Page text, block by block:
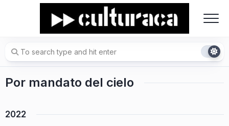
Por mandato del cielo
2022